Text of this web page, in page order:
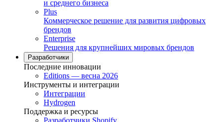
и среднего бизнеса
Plus
Коммерческое решение для развития цифровых
брендов
Enterprise
Решения для крупнейших мировых брендов
Разработчики
Последние инновации
Editions — весна 2026
Инструменты и интеграции
Интеграции
Hydrogen
Поддержка и ресурсы